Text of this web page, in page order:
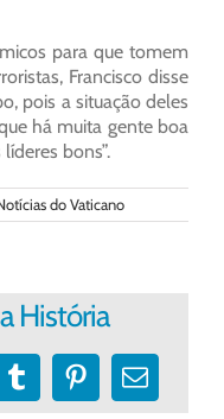
para que tomem
Francisco disse
pois a situação deles
há muita gente boa
bons”.
do Vaticano
História
TumblrPinterest
E-